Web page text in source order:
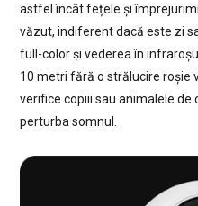
astfel încât fețele și
văzut, indiferent dacă este zi
full-color și vederea în
10 metri fără o strălucire roșie
verifice copiii sau animalele de
perturba somnul.